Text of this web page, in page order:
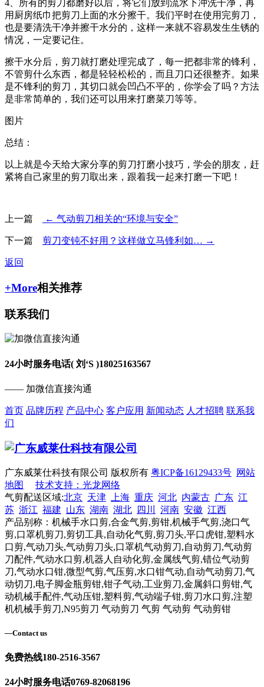
4、所有的剪刀都磨好以后，将它们放到流水下冲洗干净，再
用厨房纸巾把剪刀上面的水分擦干。我们平时在使用完剪刀，
也是要清洗干净并擦干水分的，这样一来就不容易发生生锈的
情况，一定要记住。
擦干水分后，剪刀就打磨处理完成了，每一把都非常的锋利，
不管剪什么东西，都是轻轻松松的，而且刀口还很整齐。如果
是不锋利的剪刀，其切口就会凹凸不平的，你学会了吗？方法
是非常简单的，我们还可以用来打磨菜刀等等。
图片
总结：
以上就是今天给大家分享的剪刀打磨小技巧，学会的朋友，赶
紧将自己家里的剪刀取出来，跟着我一起来打磨一下吧！
上一篇 ← 气动剪刀相关的“环境与安全”
下一篇 剪刀变钝不好用？这样做立马锋利如… →
返回
+More相关推荐
联系我们
24小时服务电话( 刘‘S )18025163567
—— 加微信直接沟通
首页 品牌历程 产品中心 客户应用 新闻动态 人才招聘 联系我
们
广东威莱仕科技有限公司 版权所有 粤ICP备16129433号 网站
地图
技术支持：光龙网络
气剪配送区域:北京 天津 上海 重庆 河北 内蒙古 广东 江
苏 浙江 福建 山东 湖南 湖北 四川 河南 安徽 江西
产品别称：机械手水口剪,合金气剪,剪钳,机械手气剪,浇口气
剪,口罩机剪刀,剪切工具,自动化气剪,剪刀头,平口虎钳,塑料水
口剪,气动刀头,气动剪刀头,口罩机气动剪刀,自动剪刀,气动剪
刀配件,气动水口剪,机器人自动化剪,金属线气剪,错位气动剪
刀,气动水口钳,微型气剪,气压剪,水口钳气动,自动气动剪刀,气
动切刀,电子脚金瓶剪钳,钳子气动,工业剪刀,金属斜口剪钳,气
动机械手配件,气动压钳,塑料剪,气动端子钳,剪刀水口剪,注塑
机机械手剪刀,N95剪刀 气动剪刀 气剪 气动剪 气动剪钳
—Contact us
免费热线180-2516-3567
24小时服务电话0769-82068196